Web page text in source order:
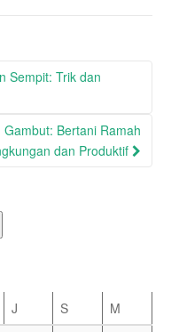
Sempit: Trik dan
Bertani Ramah
dan Produktif
J S
M